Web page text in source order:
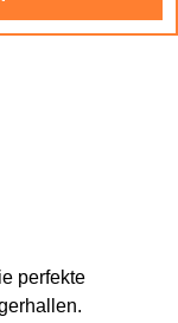
perfekte